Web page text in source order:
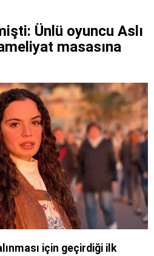
Ünlü oyuncu Aslı
masasına
için geçirdiği ilk